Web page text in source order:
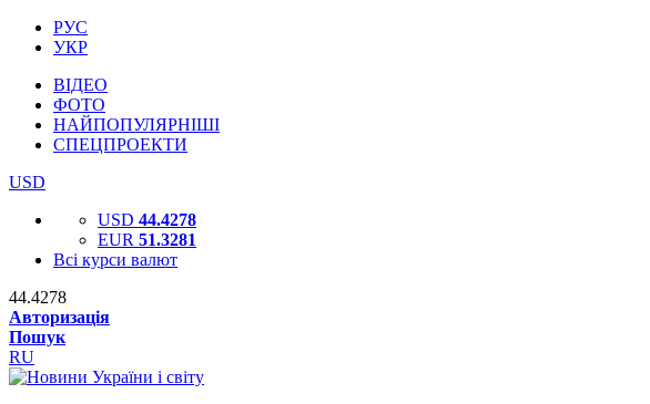
РУС
УКР
ВІДЕО
ФОТО
НАЙПОПУЛЯРНІШІ
СПЕЦПРОЕКТИ
USD
USD 44.4278
EUR 51.3281
Всі курси валют
44.4278
Авторизація
Пошук
RU